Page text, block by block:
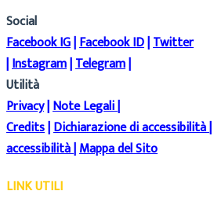
Social
Facebook IG|Facebook ID|Twitter
|Instagram|Telegram|
Utilità
Privacy|Note Legali|
Credits|Dichiarazione di accessibilità|
accessibilità|Mappa del Sito
LINK UTILI